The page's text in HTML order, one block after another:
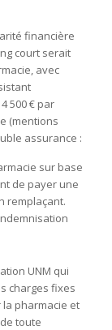
financière
court serait
avec
500 € par
(mentions
assurance :
sur base
de payer une
remplaçant.
UNM qui
charges fixes
la pharmacie et
toute